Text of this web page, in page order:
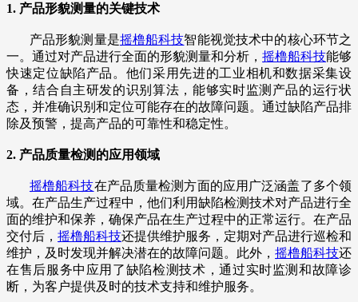
1. 产品形貌测量的关键技术
产品形貌测量是摇橹船科技智能视觉技术中的核心环节之
一。通过对产品进行全面的形貌测量和分析， 摇橹船科技能够
快速定位缺陷产品。他们采用先进的工业相机和数据采集设
备，结合自主研发的识别算法，能够实时监测产品的运行状
态，并准确识别和定位可能存在的故障问题。通过缺陷产品排
除及预警，提高产品的可靠性和稳定性。
2. 产品质量检测的应用领域
摇橹船科技在产品质量检测方面的应用广泛涵盖了多个领
域。在产品生产过程中，他们利用缺陷检测技术对产品进行全
面的维护和保养，确保产品在生产过程中的正常运行。在产品
交付后， 摇橹船科技还提供维护服务，定期对产品进行巡检和
维护，及时发现并解决潜在的故障问题。此外， 摇橹船科技还
在售后服务中应用了缺陷检测技术，通过实时监测和故障诊
断，为客户提供及时的技术支持和维护服务。